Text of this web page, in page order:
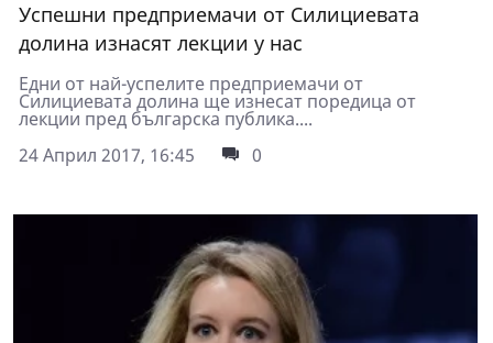
Успешни предприемачи от Силициевата
долина изнасят лекции у нас
Едни от най-успелите предприемачи от
Силициевата долина ще изнесат поредица от
лекции пред българска публика....
24 Април 2017, 16:45
0